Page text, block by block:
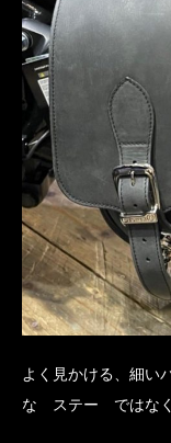
よく見かける、細い
な ステー ではなく